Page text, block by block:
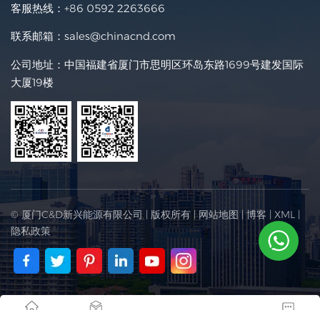
客服热线： +86 0592 2263666
联系邮箱： sales@chinacnd.com
公司地址：中国福建省厦门市思明区环岛东路1699号建发国际
大厦19楼
© 厦门C&D新兴能源有限公司 | 版权所有 |网站地图 | 博客 | XML |
隐私政策